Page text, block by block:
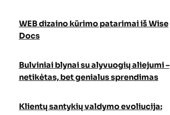
WEB dizaino kūrimo patarimai iš Wise
Docs
Bulviniai blynai su alyvuogių aliejumi –
netikėtas, bet genialus sprendimas
Klientų santykių valdymo evoliucija: